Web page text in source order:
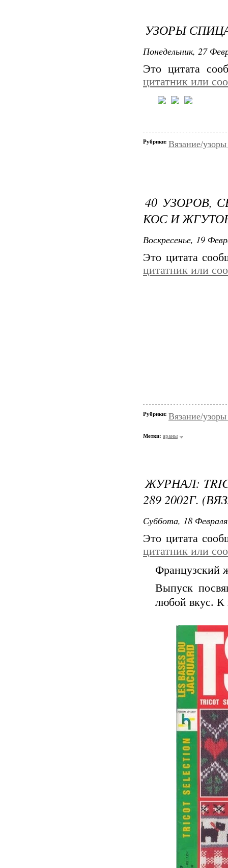
УЗОРЫ
Понедельник, 27
Это цитата
цитатник или
Рубрики: Вязание/
40 УЗОРОВ,
КОС И
Воскресенье, 19
Это цитата
цитатник или
Рубрики: Вязание/
Метки: араны
ЖУРНАЛ:
289 2002Г.
Суббота, 18
Это цитата
цитатник или
Французский
Выпуск
любой вкус. К